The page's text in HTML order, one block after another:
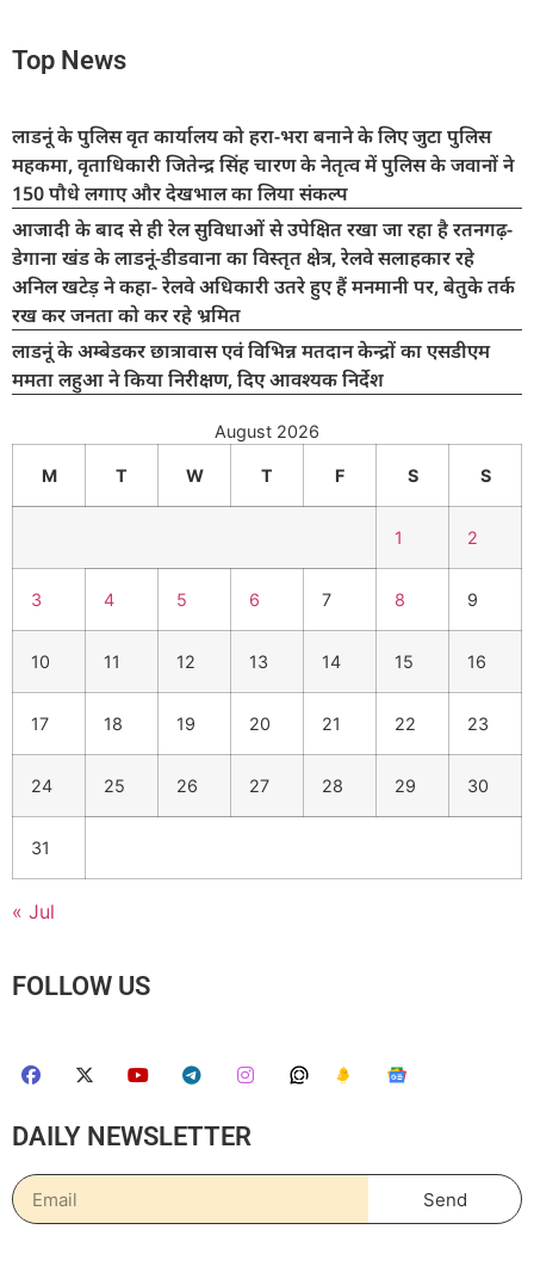
Top News
लाडनूं के पुलिस वृत कार्यालय को हरा-भरा बनाने के लिए जुटा पुलिस
महकमा, वृताधिकारी जितेन्द्र सिंह चारण के नेतृत्व में पुलिस के जवानों ने
150 पौधे लगाए और देखभाल का लिया संकल्प
आजादी के बाद से ही रेल सुविधाओं से उपेक्षित रखा जा रहा है रतनगढ़-
डेगाना खंड के लाडनूं-डीडवाना का विस्तृत क्षेत्र, रेलवे सलाहकार रहे
अनिल खटेड़ ने कहा- रेलवे अधिकारी उतरे हुए हैं मनमानी पर, बेतुके तर्क
रख कर जनता को कर रहे भ्रमित
लाडनूं के अम्बेडकर छात्रावास एवं विभिन्न मतदान केन्द्रों का एसडीएम
ममता लहुआ ने किया निरीक्षण, दिए आवश्यक निर्देश
August 2026
M T W T F S S
1 2
3 4 5 6 7 8 9
10 11 12 13 14 15 16
17 18 19 20 21 22 23
24 25 26 27 28 29 30
31
« Jul
FOLLOW US
DAILY NEWSLETTER
Send